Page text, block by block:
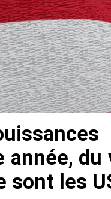
année,
sont les